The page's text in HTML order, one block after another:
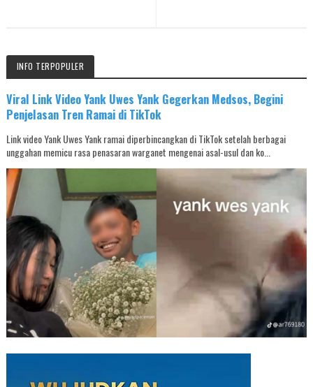
INFO TERPOPULER
Viral Link Video Yank Uwes Yank Gegerkan Medsos, Begini
Penjelasan Tren Ramai di TikTok
Link video Yank Uwes Yank ramai diperbincangkan di TikTok setelah berbagai
unggahan memicu rasa penasaran warganet mengenai asal-usul dan ko...